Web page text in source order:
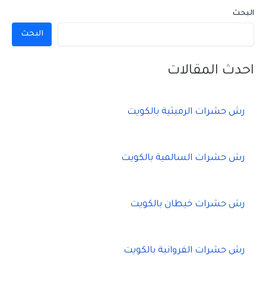
البحث
البحث
احدث المقالات
رش حشرات الرميثية بالكويت
رش حشرات السالمية بالكويت
رش حشرات خيطان بالكويت
رش حشرات الفروانية بالكويت